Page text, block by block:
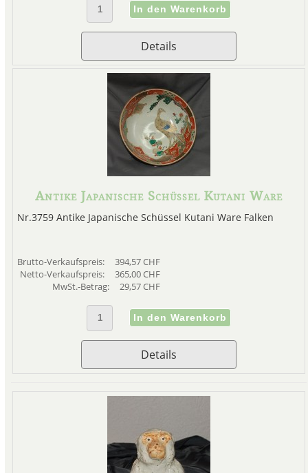
Details
Antike Japanische Schüssel Kutani Ware
Nr.3759 Antike Japanische Schüssel Kutani Ware Falken
Brutto-Verkaufspreis:
394,57 CHF
Netto-Verkaufspreis:
365,00 CHF
MwSt.-Betrag:
29,57 CHF
Details